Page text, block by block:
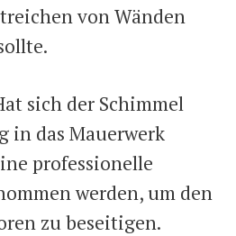
von Wänden
sich der Schimmel
in das Mauerwerk
professionelle
werden, um den
zu beseitigen.